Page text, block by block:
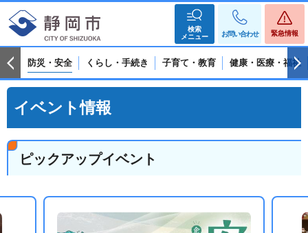
検索
メニュー
お問い合わせ 緊急情報
防災・安全 くらし・手続き 子育て・教育 健康・医療・福祉
イベント情報
ピックアップイベント